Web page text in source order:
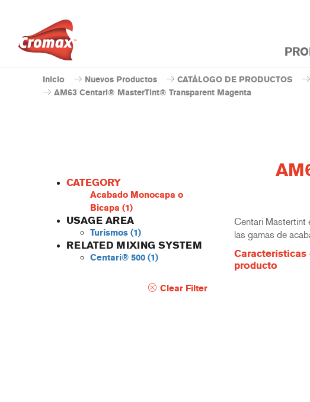
Inicio Nuevos Productos CATÁLOGO DE PRODUCTOS
AM63 Centari® MasterTint® Transparent Magenta
CATEGORY
Acabado Monocapa o
Bicapa (1)
USAGE AREA
Turismos (1)
RELATED MIXING SYSTEM
Centari® 500 (1)
Clear Filter
Centari Mastertint
las gamas de
Características
producto